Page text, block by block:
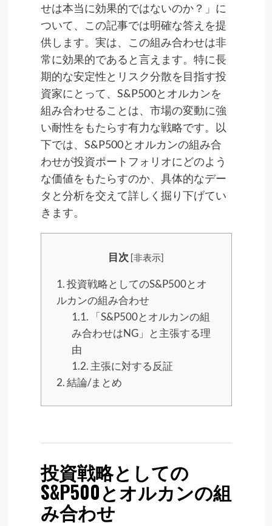
せは本当に効果的ではないのか？」に
ついて、この記事では明確な答えを提
供します。実は、この組み合わせは非
常に効果的であると言えます。特に長
期的な安定性とリスク分散を目指す投
資家にとって、S&P500とオルカンを
組み合わせることは、市場の変動に強
い耐性をもたらす有力な戦略です。以
下では、S&P500とオルカンの組み合
わせが投資ポートフォリオにどのよう
な価値をもたらすのか、具体的なデー
タと分析を交えて詳しく掘り下げてい
きます。
目次 [非表示]
1.投資戦略としてのS&P500とオ
ルカンの組み合わせ
1.1. 「S&P500とオルカンの組
み合わせはNG」と主張する理
由
1.2. 主張に対する反証
2.結論/まとめ
投資戦略としての
S&P500とオルカンの組
み合わせ